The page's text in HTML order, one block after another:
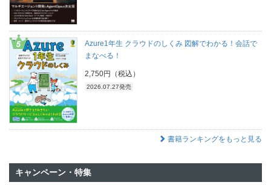
Azure1年生 クラウドのしくみ 図解でわかる！会話で
まなべる！
2,750円（税込）
2026.07.27発売
書籍ランキングをもっと見る
キャンペーン・特集